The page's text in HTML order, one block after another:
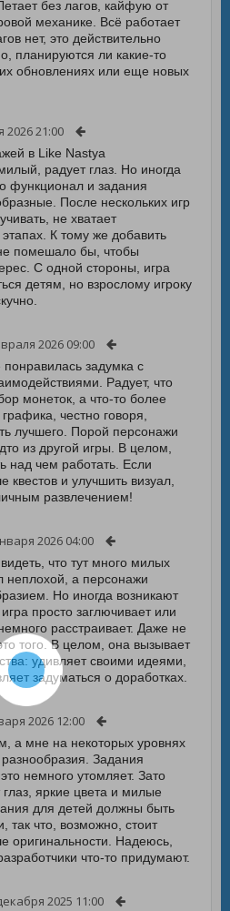
без лагов, кайфую от
механике. Всё работает
нет, это действительно
планируются ли какие-то
обновлениях или еще новых
2026 21:00
в Like Nastya
радует глаз. Но иногда
функционал и задания
После нескольких игр
не хватает
К тому же добавить
помешало бы, чтобы
С одной стороны, игра
детям, но взрослому игроку
2026 09:00
задумка с
Радует, что
монеток, а что-то более
честно говоря,
лучшего. Порой персонажи
из другой игры. В целом,
над чем работать. Если
квестов и улучшить визуал,
развлечением!
2026 04:00
что тут много милых
неплохой, а персонажи
Но иногда возникают
просто заглючивает или
расстраивает. Даже не
того. В целом, она вызывает
удивляет своими идеями,
задуматься о доработках.
2026 12:00
а мне на некоторых уровнях
разнообразия. Задания
немного утомляет. Зато
яркие цвета и милые
для детей должны быть
так что, возможно, стоит
оригинальности. Надеюсь,
что-то придумают.
2025 11:00